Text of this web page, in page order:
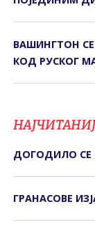
ВАШИНГТОН
КОД РУСКОГ
ДОГОДИЛО
ГРАНАСОВЕ